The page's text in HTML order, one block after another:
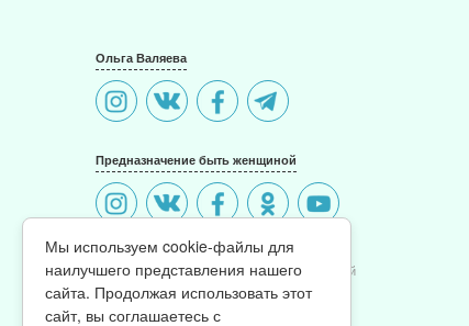
Ольга Валяева
Предназначение быть женщиной
© 2011-2026 Предназначение быть Женщиной
Политика конфиденциальности
Мы используем cookie-файлы для
наилучшего представления нашего
сайта. Продолжая использовать этот
сайт, вы соглашаетесь с